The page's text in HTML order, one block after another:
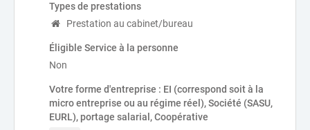
Types de prestations
Prestation au cabinet/bureau
Éligible Service à la personne
Non
Votre forme d'entreprise : EI (correspond soit à la
micro entreprise ou au régime réel), Société (SASU,
EURL), portage salarial, Coopérative